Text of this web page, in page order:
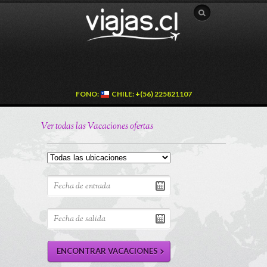
FONO: CHILE: +(56) 225821107
Ver todas las Vacaciones ofertas